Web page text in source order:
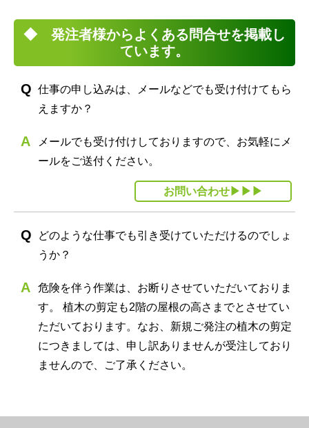
◆ 発注者様からよくある問合せを掲載し
ています。
仕事の申し込みは、メールなどでも受け付けてもら
えますか？
メールでも受け付けしておりますので、お気軽にメ
ールをご送付ください。
お問い合わせ▶▶▶
どのような仕事でも引き受けていただけるのでしょ
うか？
危険を伴う作業は、お断りさせていただいておりま
す。 植木の剪定も2階の屋根の高さまでとさせてい
ただいております。なお、新規ご発注の植木の剪定
につきましては、申し訳ありませんが受注しており
ませんので、ご了承ください。